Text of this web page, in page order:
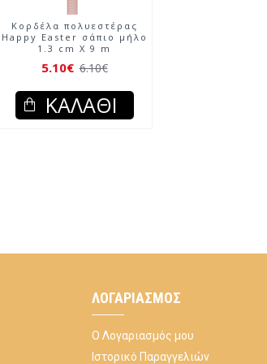
Κορδέλα πολυεστέρας
Happy Easter σάπιο μήλο
1.3 cm X 9 m
5.10€ 6.10€
ΚΑΛΆΘΙ
ΛΟΓΑΡΙΑΣΜΌΣ
Ο Λογαριασμός μου
Ιστορικό Παραγγελιών